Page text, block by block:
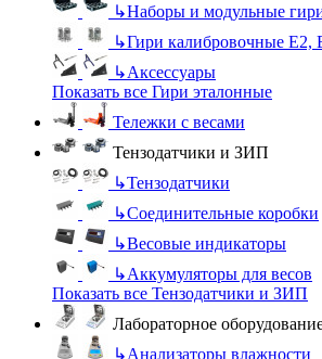
↳Наборы и модульные
↳Гири калибровочные E2,
↳Аксессуары
Показать все Гири эталонные
Тележки с весами
Тензодатчики и ЗИП
↳Тензодатчики
↳Соединительные коробки
↳Весовые индикаторы
↳Аккумуляторы для весов
Показать все Тензодатчики и ЗИП
Лабораторное
↳Анализаторы влажности